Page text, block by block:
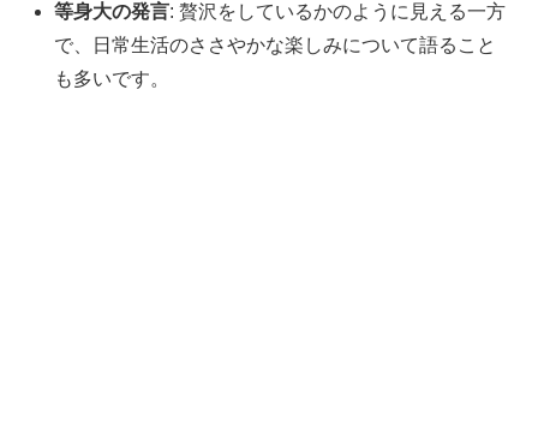
等身大の発言: 贅沢をしているかのように見える一方
で、日常生活のささやかな楽しみについて語ること
も多いです。